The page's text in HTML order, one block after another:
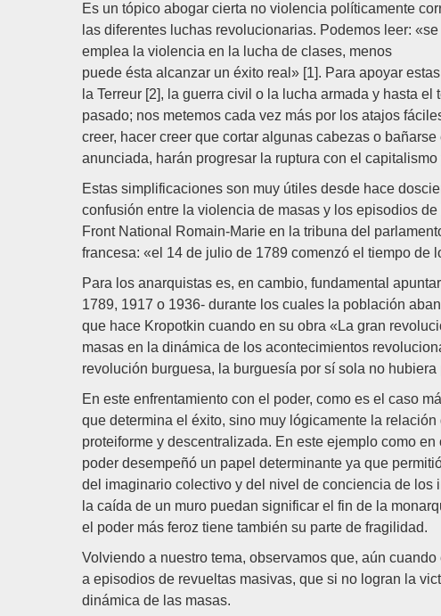
Es un tópico abogar cierta no violencia políticamente
las diferentes luchas revolucionarias. Podemos leer:
emplea la violencia en la lucha de clases, menos
puede ésta alcanzar un éxito real» [1]. Para apoyar
la Terreur [2], la guerra civil o la lucha armada y hasta
pasado; nos metemos cada vez más por los atajos
creer, hacer creer que cortar algunas cabezas o
anunciada, harán progresar la ruptura con el
Estas simplificaciones son muy útiles desde hace
confusión entre la violencia de masas y los episodios
Front National Romain-Marie en la tribuna del
francesa: «el 14 de julio de 1789 comenzó el tiempo de
Para los anarquistas es, en cambio, fundamental
1789, 1917 o 1936- durante los cuales la población
que hace Kropotkin cuando en su obra «La gran
masas en la dinámica de los acontecimientos
revolución burguesa, la burguesía por sí sola no
En este enfrentamiento con el poder, como es el caso
que determina el éxito, sino muy lógicamente la
proteiforme y descentralizada. En este ejemplo como
poder desempeñó un papel determinante ya que
del imaginario colectivo y del nivel de conciencia de
la caída de un muro puedan significar el fin de la
el poder más feroz tiene también su parte de fragilidad.
Volviendo a nuestro tema, observamos que, aún
a episodios de revueltas masivas, que si no logran la
dinámica de las masas.